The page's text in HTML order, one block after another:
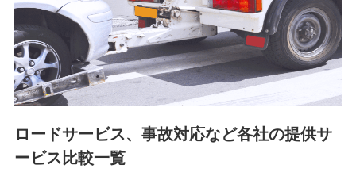
8.取引先個人情報
取引先としての選定業務、営業情報の提供業務、契約締結手
続き業務、取引管理業務、およびこれらに準ずる業務の遂行
のため
9.お問い合わせ情報
各種お問い合わせに対応するため
ロードサービス、事故対応など各社の提供サ
ービス比較一覧